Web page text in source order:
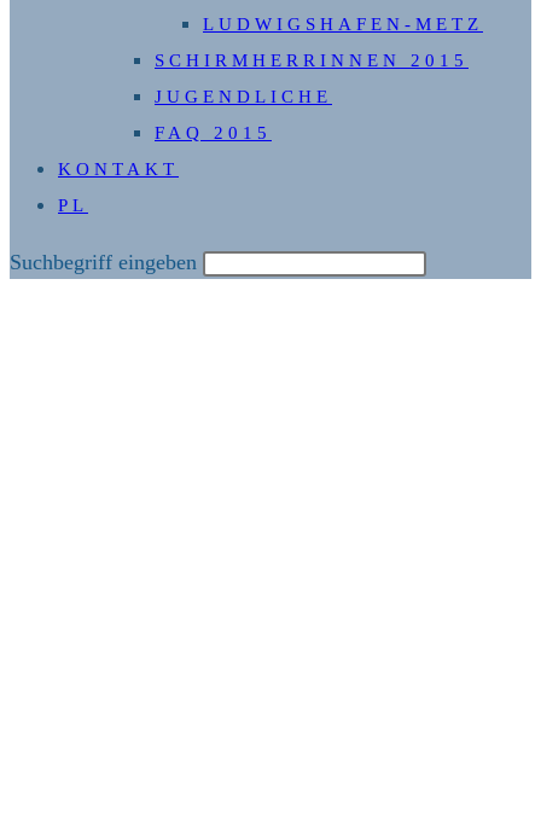
LUDWIGSHAFEN-METZ
SCHIRMHERRINNEN 2015
JUGENDLICHE
FAQ 2015
KONTAKT
PL
Diese
Suchbegriff eingeben